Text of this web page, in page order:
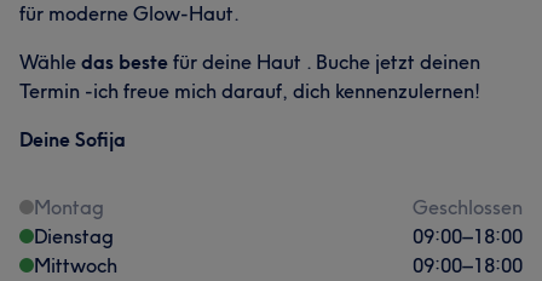
für moderne Glow-Haut.
Wähle das beste für deine Haut . Buche jetzt deinen
Termin -ich freue mich darauf, dich kennenzulernen!
Deine Sofija
Montag
Geschlossen
Dienstag
09:00–18:00
Mittwoch
09:00–18:00